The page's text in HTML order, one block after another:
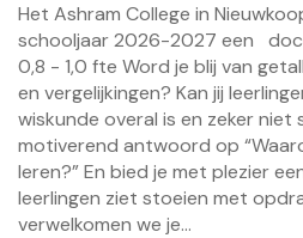
Het Ashram College in
schooljaar 2026-2027 een
0,8 - 1,0 fte Word je blij van
en vergelijkingen? Kan jij
wiskunde overal is en zeker niet
motiverend antwoord op
leren?” En bied je met plezier
leerlingen ziet stoeien met
verwelkomen we je...